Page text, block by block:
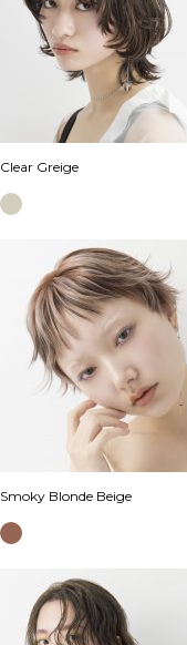
Clear Greige
Smoky Blonde Beige